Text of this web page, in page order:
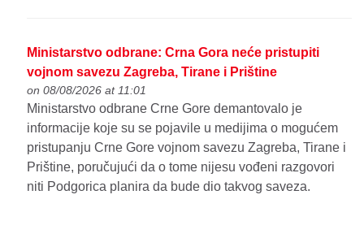
Ministarstvo odbrane: Crna Gora neće pristupiti
vojnom savezu Zagreba, Tirane i Prištine
on 08/08/2026 at 11:01
Ministarstvo odbrane Crne Gore demantovalo je
informacije koje su se pojavile u medijima o mogućem
pristupanju Crne Gore vojnom savezu Zagreba, Tirane i
Prištine, poručujući da o tome nijesu vođeni razgovori
niti Podgorica planira da bude dio takvog saveza.